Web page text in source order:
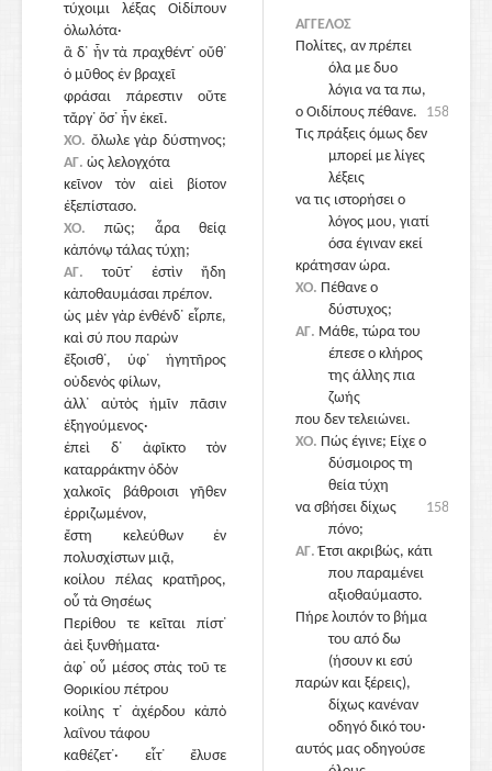
τύχοιμι λέξας Οἰδίπουν
ὀλωλότα·
ἃ δ᾽ ἦν τὰ πραχθέντ᾽ οὔθ᾽
ὁ μῦθος ἐν βραχεῖ
φράσαι πάρεστιν οὔτε
τἄργ᾽ ὅσ᾽ ἦν ἐκεῖ.
ΧΟ. ὄλωλε γὰρ δύστηνος;
ΑΓ. ὡς λελογχότα
κεῖνον τὸν αἰεὶ βίοτον
ἐξεπίστασο.
ΧΟ. πῶς; ἆρα θείᾳ
κἀπόνῳ τάλας τύχῃ;
ΑΓ. τοῦτ᾽ ἐστὶν ἤδη
κἀποθαυμάσαι πρέπον.
ὡς μὲν γὰρ ἐνθένδ᾽ εἷρπε,
καὶ σύ που παρὼν
ἔξοισθ᾽, ὑφ᾽ ἡγητῆρος
οὐδενὸς φίλων,
ἀλλ᾽ αὐτὸς ἡμῖν πᾶσιν
ἐξηγούμενος·
ἐπεὶ δ᾽ ἀφῖκτο τὸν
καταρράκτην ὀδὸν
χαλκοῖς βάθροισι γῆθεν
ἐρριζωμένον,
ἔστη κελεύθων ἐν
πολυσχίστων μιᾷ,
κοίλου πέλας κρατῆρος,
οὗ τὰ Θησέως
Περίθου τε κεῖται πίστ᾽
ἀεὶ ξυνθήματα·
ἀφ᾽ οὗ μέσος στὰς τοῦ τε
Θορικίου πέτρου
κοίλης τ᾽ ἀχέρδου κἀπὸ
λαΐνου τάφου
καθέζετ᾽· εἶτ᾽ ἔλυσε
ΑΓΓΕΛΟΣ
Πολίτες, αν πρέπει
όλα με δυο
λόγια να τα πω,
1580
ο Οιδίπους πέθανε.
Τις πράξεις όμως δεν
μπορεί με λίγες
λέξεις
να τις ιστορήσει ο
λόγος μου, γιατί
όσα έγιναν εκεί
κράτησαν ώρα.
ΧΟ. Πέθανε ο
δύστυχος;
ΑΓ. Μάθε, τώρα του
έπεσε ο κλήρος
της άλλης πια
ζωής
που δεν τελειώνει.
ΧΟ. Πώς έγινε; Είχε ο
δύσμοιρος τη
θεία τύχη
1585
να σβήσει δίχως
πόνο;
ΑΓ. Έτσι ακριβώς, κάτι
που παραμένει
αξιοθαύμαστο.
Πήρε λοιπόν το βήμα
του από δω
(ήσουν κι εσύ
παρών και ξέρεις),
δίχως κανέναν
οδηγό δικό του·
αυτός μας οδηγούσε